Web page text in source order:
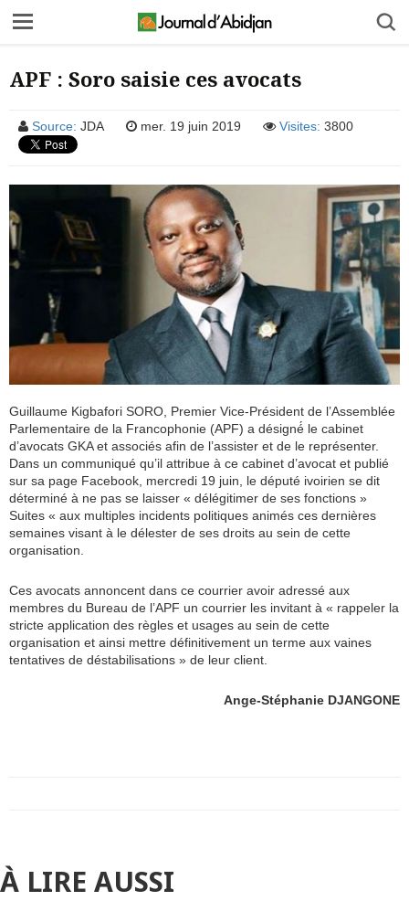
APF : Soro saisie ces avocats
Source: JDA mer. 19 juin 2019 Visites: 3800
Guillaume Kigbafori SORO, Premier Vice-Président de l’Assemblée
Parlementaire de la Francophonie (APF) a désigné́ le cabinet
d’avocats GKA et associés afin de l’assister et de le représenter.
Dans un communiqué qu’il attribue à ce cabinet d’avocat et publié
sur sa page Facebook, mercredi 19 juin, le député ivoirien se dit
déterminé à ne pas se laisser « délégitimer de ses fonctions »
Suites « aux multiples incidents politiques animés ces dernières
semaines visant à le délester de ses droits au sein de cette
organisation.
Ces avocats annoncent dans ce courrier avoir adressé aux
membres du Bureau de l’APF un courrier les invitant à « rappeler la
stricte application des règles et usages au sein de cette
organisation et ainsi mettre définitivement un terme aux vaines
tentatives de déstabilisations » de leur client.
Ange-Stéphanie DJANGONE
À LIRE AUSSI